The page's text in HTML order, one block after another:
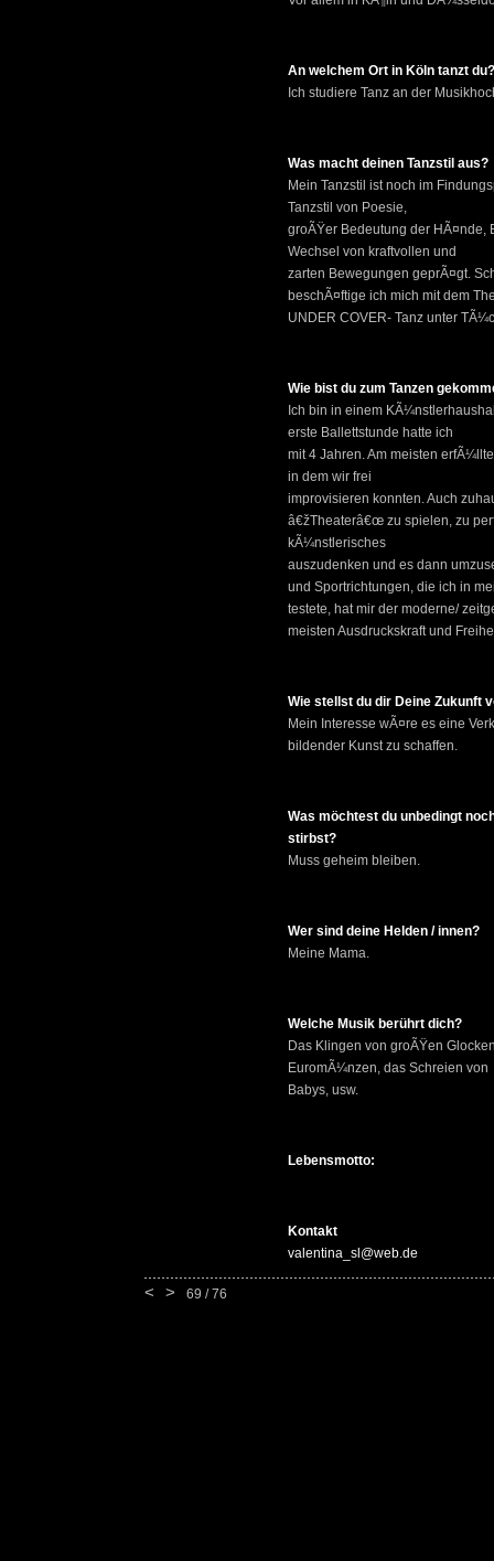
An welchem Ort in Köln tanzt du?
Ich studiere Tanz an der
Was macht deinen Tanzstil aus?
Mein Tanzstil ist noch im
Tanzstil von Poesie,
groÃŸer Bedeutung der HÃ¤nde,
Wechsel von kraftvollen und
zarten Bewegungen geprÃ¤gt.
beschÃ¤ftige ich mich mit dem
UNDER COVER- Tanz unter
Wie bist du zum Tanzen
Ich bin in einem
erste Ballettstunde hatte ich
mit 4 Jahren. Am meisten
in dem wir frei
improvisieren konnten. Auch
â€žTheaterâ€œ zu spielen, zu
kÃ¼nstlerisches
auszudenken und es dann
und Sportrichtungen, die ich in
testete, hat mir der moderne/
meisten Ausdruckskraft und
Wie stellst du dir Deine Zukunft
Mein Interesse wÃ¤re es eine
bildender Kunst zu schaffen.
Was möchtest du unbedingt
stirbst?
Muss geheim bleiben.
Wer sind deine Helden / innen?
Meine Mama.
Welche Musik berührt dich?
Das Klingen von groÃŸen
EuromÃ¼nzen, das Schreien von
Babys, usw.
Lebensmotto:
Kontakt
valentina_sl@web.de
< > 69 / 76